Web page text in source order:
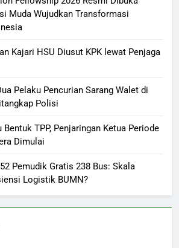
Muda Wujudkan Transformasi
Kajari HSU Diusut KPK lewat Penjaga
Pelaku Pencurian Sarang Walet di
Polisi
Bentuk TPP, Penjaringan Ketua Periode
Dimulai
Pemudik Gratis 238 Bus: Skala
Logistik BUMN?